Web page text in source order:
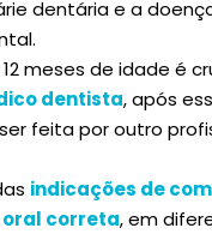
dentária e a
meses de idade é
dentista, após
feita por outro
indicações de
oral correta, em